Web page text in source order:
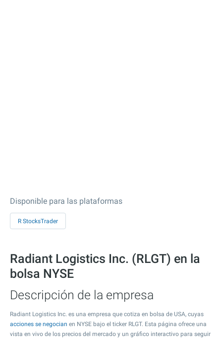
Disponible para las plataformas
R StocksTrader
Radiant Logistics Inc. (RLGT) en la
bolsa NYSE
Descripción de la empresa
Radiant Logistics Inc. es una empresa que cotiza en bolsa de USA, cuyas
acciones se negocian en NYSE bajo el ticker RLGT. Esta página ofrece una
vista en vivo de los precios del mercado y un gráfico interactivo para seguir